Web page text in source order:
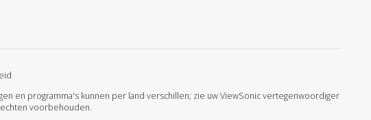
en programma's kunnen per land verschillen; zie uw ViewSonic vertegenwoordiger
voorbehouden.